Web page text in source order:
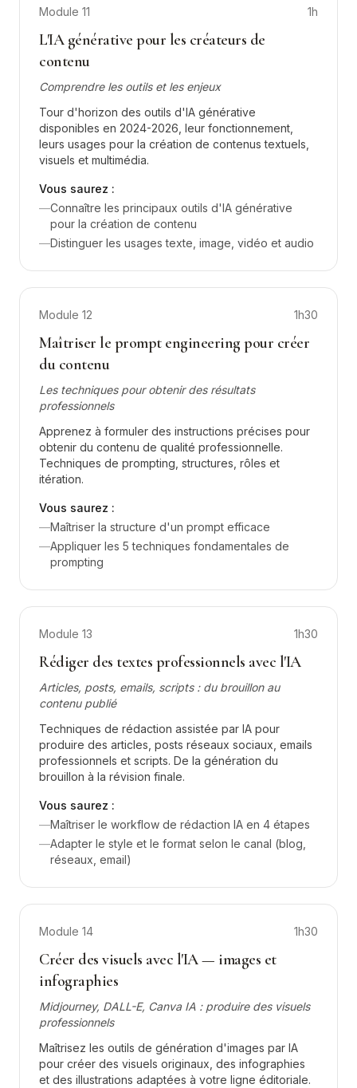
Module 11 1h
L'IA générative pour les créateurs de
contenu
Comprendre les outils et les enjeux
Tour d'horizon des outils d'IA générative
disponibles en 2024-2026, leur fonctionnement,
leurs usages pour la création de contenus textuels,
visuels et multimédia.
Vous saurez :
—Connaître les principaux outils d'IA générative
pour la création de contenu
—Distinguer les usages texte, image, vidéo et audio
Module 12 1h30
Maîtriser le prompt engineering pour créer
du contenu
Les techniques pour obtenir des résultats
professionnels
Apprenez à formuler des instructions précises pour
obtenir du contenu de qualité professionnelle.
Techniques de prompting, structures, rôles et
itération.
Vous saurez :
—Maîtriser la structure d'un prompt efficace
—Appliquer les 5 techniques fondamentales de
prompting
Module 13 1h30
Rédiger des textes professionnels avec l'IA
Articles, posts, emails, scripts : du brouillon au
contenu publié
Techniques de rédaction assistée par IA pour
produire des articles, posts réseaux sociaux, emails
professionnels et scripts. De la génération du
brouillon à la révision finale.
Vous saurez :
—Maîtriser le workflow de rédaction IA en 4 étapes
—Adapter le style et le format selon le canal (blog,
réseaux, email)
Module 14 1h30
Créer des visuels avec l'IA — images et
infographies
Midjourney, DALL-E, Canva IA : produire des visuels
professionnels
Maîtrisez les outils de génération d'images par IA
pour créer des visuels originaux, des infographies
et des illustrations adaptées à votre ligne éditoriale.